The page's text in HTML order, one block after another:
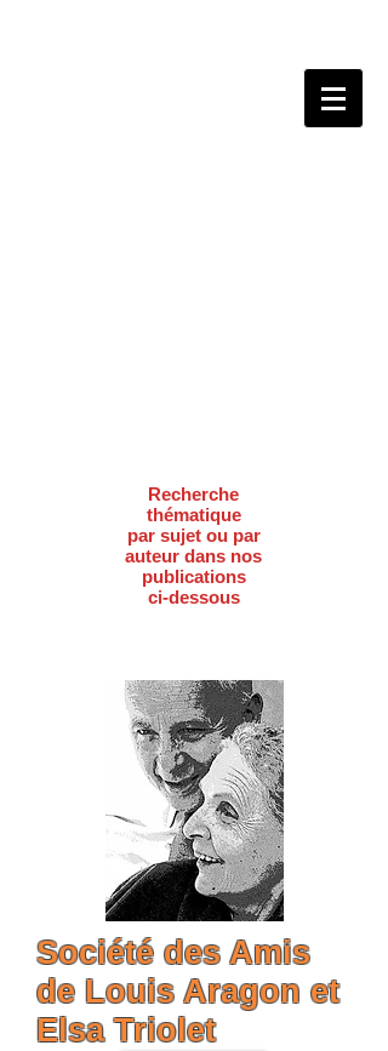
Recherche
thématique
par sujet ou par
auteur dans nos
publications
ci-dessous
Société des Amis
de Louis Aragon et
Elsa Triolet